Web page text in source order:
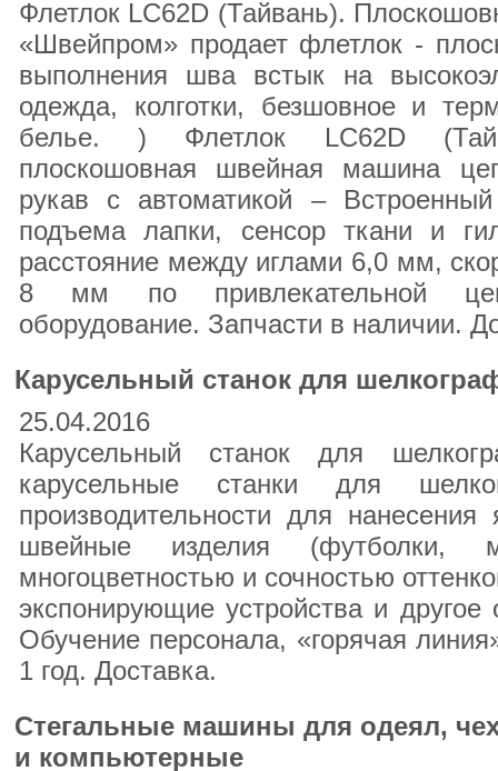
Флетлок LC62D (Тайвань).
«Швейпром» продает флетлок -
выполнения шва встык на
одежда, колготки, безшовное и
белье. ) Флетлок LC62D
плоскошовная швейная машина
рукав с автоматикой – Встроенный
подъема лапки, сенсор ткани и
расстояние между иглами 6,0 мм,
8 мм по привлекательной
оборудование. Запчасти в наличии.
Карусельный станок для
25.04.2016
Карусельный станок для
карусельные станки для
производительности для
швейные изделия
многоцветностью и сочностью
экспонирующие устройства и
Обучение персонала, «горячая
1 год. Доставка.
Стегальные машины для одеял,
и компьютерные